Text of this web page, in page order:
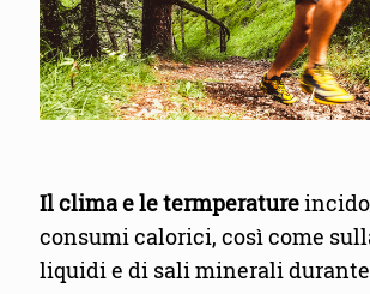
Il clima e le termperature
consumi calorici, così come
liquidi e di sali minerali